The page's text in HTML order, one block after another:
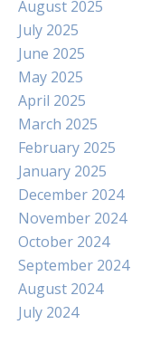
August 2025
July 2025
June 2025
May 2025
April 2025
March 2025
February 2025
January 2025
December 2024
November 2024
October 2024
September 2024
August 2024
July 2024